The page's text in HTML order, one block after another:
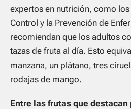
expertos en nutrición, como los
Control y la Prevención de
recomiendan que los adultos
tazas de fruta al día. Esto
manzana, un plátano, tres
rodajas de mango.
Entre las frutas que